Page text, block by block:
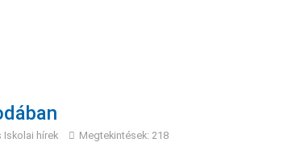
Iskolai hírek Megtekintések: 218